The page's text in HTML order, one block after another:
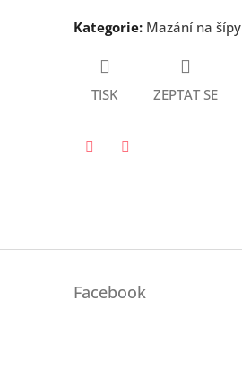
Kategorie: Mazání na šípy
TISK ZEPTAT SE
Facebook